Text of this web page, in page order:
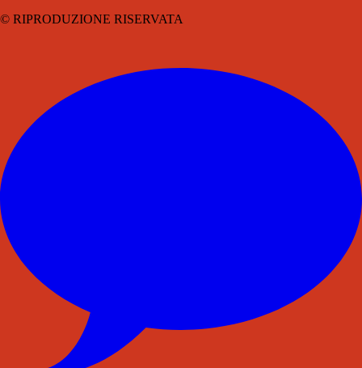
© RIPRODUZIONE RISERVATA